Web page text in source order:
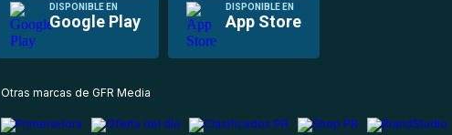
DISPONIBLE EN
Google Play
DISPONIBLE EN
App Store
Otras marcas de GFR Media